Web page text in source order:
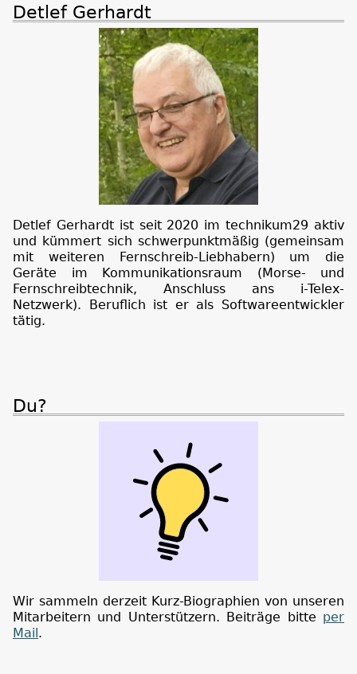
Detlef Gerhardt
Detlef Gerhardt ist seit 2020 im technikum29 aktiv
und kümmert sich schwerpunktmäßig (gemeinsam
mit weiteren Fernschreib-Liebhabern) um die
Geräte im Kommunikationsraum (Morse- und
Fernschreibtechnik, Anschluss ans i-Telex-
Netzwerk). Beruflich ist er als Softwareentwickler
tätig.
Du?
Wir sammeln derzeit Kurz-Biographien von unseren
Mitarbeitern und Unterstützern. Beiträge bitte per
Mail.